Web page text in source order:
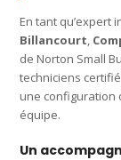
En tant qu’expert
Billancourt
de Norton Small
techniciens
une configuration
équipe.
Un